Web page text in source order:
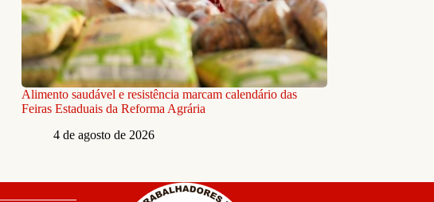
Alimento saudável e resistência marcam calendário das
Feiras Estaduais da Reforma Agrária
4 de agosto de 2026